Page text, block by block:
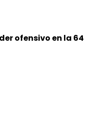
ofensivo en la 64